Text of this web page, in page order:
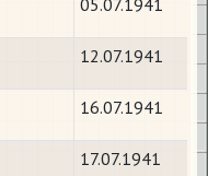
05.07.1941
12.07.1941
16.07.1941
17.07.1941